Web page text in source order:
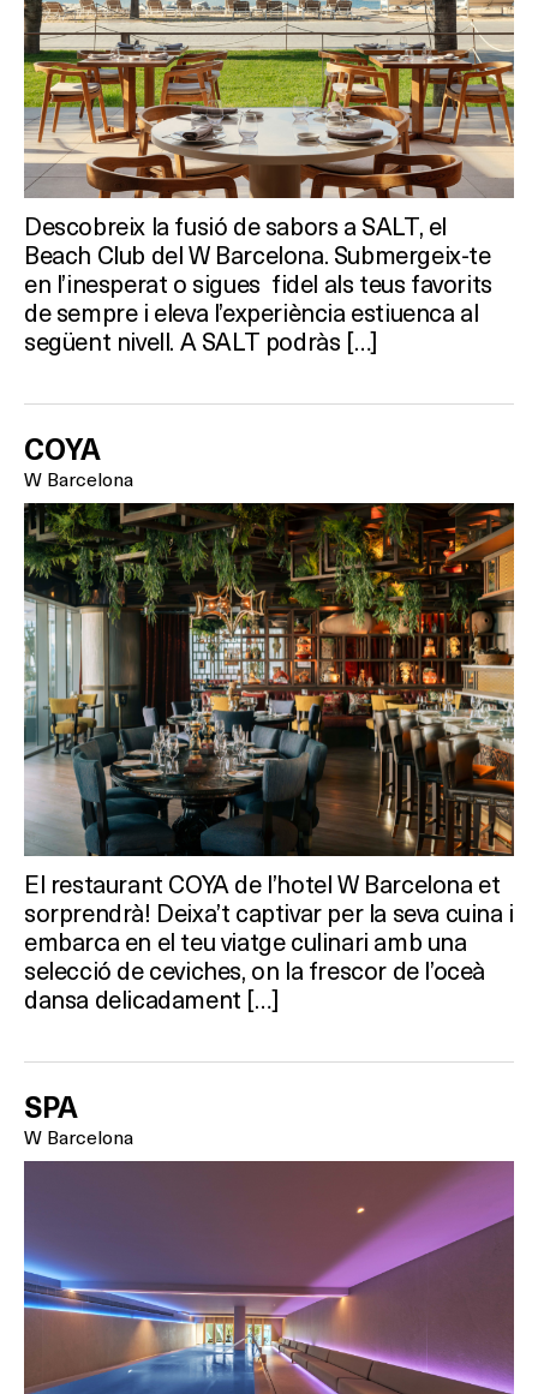
Descobreix la fusió de sabors a SALT, el
Beach Club del W Barcelona. Submergeix-te
en l’inesperat o sigues fidel als teus favorits
de sempre i eleva l’experiència estiuenca al
següent nivell. A SALT podràs […]
COYA
W Barcelona
El restaurant COYA de l’hotel W Barcelona et
sorprendrà! Deixa’t captivar per la seva cuina i
embarca en el teu viatge culinari amb una
selecció de ceviches, on la frescor de l’oceà
dansa delicadament […]
SPA
W Barcelona